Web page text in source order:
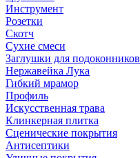
Инструмент
Розетки
Скотч
Сухие смеси
Заглушки для подоконников
Нержавейка Лука
Гибкий мрамор
Профиль
Искусственная трава
Клинкерная плитка
Сценические покрытия
Антисептики